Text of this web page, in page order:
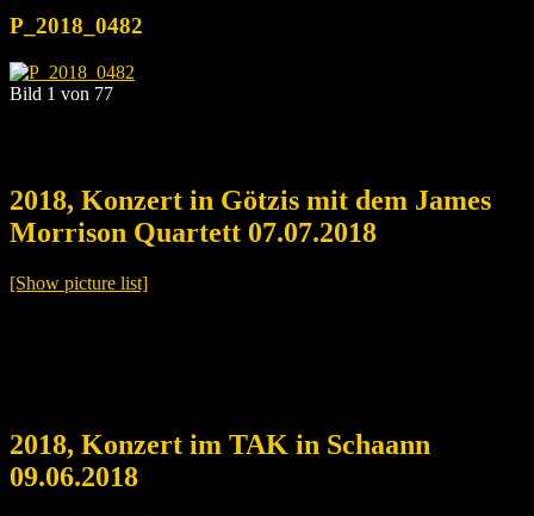
P_2018_0482
Bild 1 von 77
2018, Konzert in Götzis mit dem James
Morrison Quartett 07.07.2018
[Show picture list]
2018, Konzert im TAK in Schaann
09.06.2018